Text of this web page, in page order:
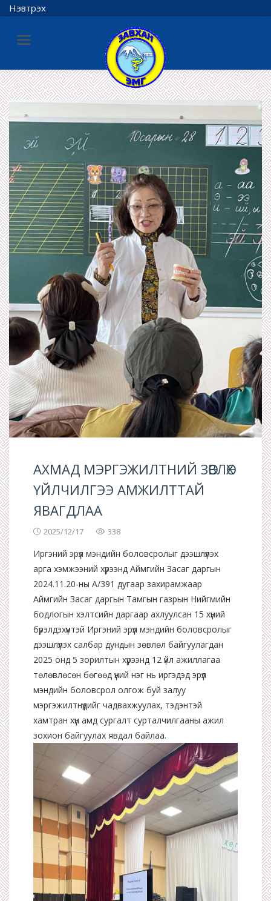
Нэвтрэх
АХМАД МЭРГЭЖИЛТНИЙ ЗӨВЛӨХ
ҮЙЛЧИЛГЭЭ АМЖИЛТТАЙ
ЯВАГДЛАА
2025/12/17 338
Иргэний эрүүл мэндийн боловсролыг дээшлүүлэх
арга хэмжээний хүрээнд Аймгийн Засаг даргын
2024.11.20-ны А/391 дугаар захирамжаар
Аймгийн Засаг даргын Тамгын газрын Нийгмийн
бодлогын хэлтсийн даргаар ахлуулсан 15 хүний
бүрэлдэхүүнтэй Иргэний эрүүл мэндийн боловсролыг
дээшлүүлэх салбар дундын зөвлөл байгуулагдан
2025 онд 5 зорилтын хүрээнд 12 үйл ажиллагаа
төлөвлөсөн бөгөөд үүний нэг нь иргэдэд эрүүл
мэндийн боловсрол олгож буй залуу
мэргэжилтнүүдийг чадвахжуулах, тэдэнтэй
хамтран хүн амд сургалт сурталчилгааны ажил
зохион байгуулах явдал байлаа.